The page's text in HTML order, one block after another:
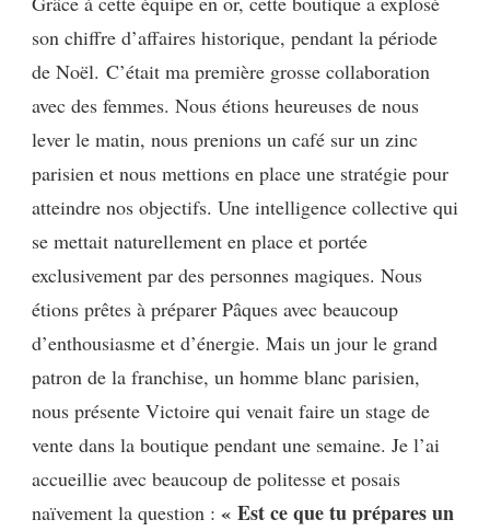
son chiffre d’affaires historique, pendant la période
de Noël. C’était ma première grosse collaboration
avec des femmes. Nous étions heureuses de nous
lever le matin, nous prenions un café sur un zinc
parisien et nous mettions en place une stratégie pour
atteindre nos objectifs. Une intelligence collective qui
se mettait naturellement en place et portée
exclusivement par des personnes magiques. Nous
étions prêtes à préparer Pâques avec beaucoup
d’enthousiasme et d’énergie. Mais un jour le grand
patron de la franchise, un homme blanc parisien,
nous présente Victoire qui venait faire un stage de
vente dans la boutique pendant une semaine. Je l’ai
accueillie avec beaucoup de politesse et posais
naïvement la question : « Est ce que tu prépares un